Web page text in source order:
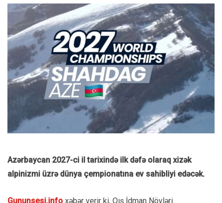
Azərbaycan 2027-ci il tarixində ilk dəfə olaraq xizək
alpinizmi üzrə dünya çempionatına ev sahibliyi edəcək.
Gununsesi.info xəbər verir ki, Qış İdman Növləri